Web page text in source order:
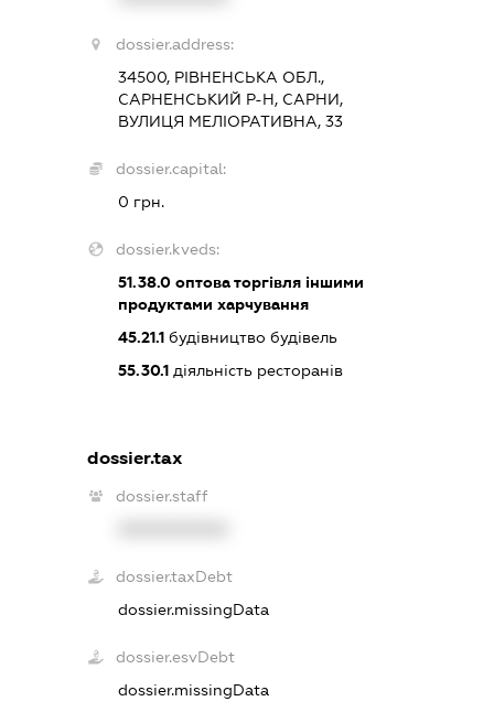
dossier.address:
34500, РІВНЕНСЬКА ОБЛ.,
САРНЕНСЬКИЙ Р-Н, САРНИ,
ВУЛИЦЯ МЕЛІОРАТИВНА, 33
dossier.capital:
0 грн.
dossier.kveds:
51.38.0оптова торгівля іншими
продуктами харчування
45.21.1будівництво будівель
55.30.1діяльність ресторанів
dossier.tax
dossier.staff
dossier.taxDebt
dossier.missingData
dossier.esvDebt
dossier.missingData